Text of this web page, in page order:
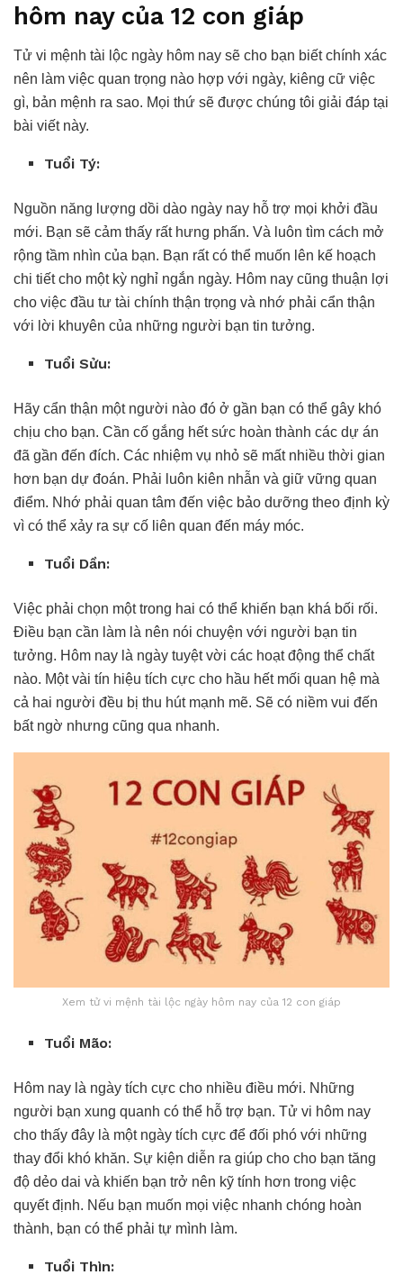
hôm nay của 12 con giáp
Tử vi mệnh tài lộc ngày hôm nay sẽ cho bạn biết chính xác
nên làm việc quan trọng nào hợp với ngày, kiêng cữ việc
gì, bản mệnh ra sao. Mọi thứ sẽ được chúng tôi giải đáp tại
bài viết này.
Tuổi Tý:
Nguồn năng lượng dồi dào ngày nay hỗ trợ mọi khởi đầu
mới. Bạn sẽ cảm thấy rất hưng phấn. Và luôn tìm cách mở
rộng tầm nhìn của bạn. Bạn rất có thể muốn lên kế hoạch
chi tiết cho một kỳ nghỉ ngắn ngày. Hôm nay cũng thuận lợi
cho việc đầu tư tài chính thận trọng và nhớ phải cẩn thận
với lời khuyên của những người bạn tin tưởng.
Tuổi Sửu:
Hãy cẩn thận một người nào đó ở gần bạn có thể gây khó
chịu cho bạn. Cần cố gắng hết sức hoàn thành các dự án
đã gần đến đích. Các nhiệm vụ nhỏ sẽ mất nhiều thời gian
hơn bạn dự đoán. Phải luôn kiên nhẫn và giữ vững quan
điểm. Nhớ phải quan tâm đến việc bảo dưỡng theo định kỳ
vì có thể xảy ra sự cố liên quan đến máy móc.
Tuổi Dần:
Việc phải chọn một trong hai có thể khiến bạn khá bối rối.
Điều bạn cần làm là nên nói chuyện với người bạn tin
tưởng. Hôm nay là ngày tuyệt vời các hoạt động thể chất
nào. Một vài tín hiệu tích cực cho hầu hết mối quan hệ mà
cả hai người đều bị thu hút mạnh mẽ. Sẽ có niềm vui đến
bất ngờ nhưng cũng qua nhanh.
Xem tử vi mệnh tài lộc ngày hôm nay của 12 con giáp
Tuổi Mão:
Hôm nay là ngày tích cực cho nhiều điều mới. Những
người bạn xung quanh có thể hỗ trợ bạn. Tử vi hôm nay
cho thấy đây là một ngày tích cực để đối phó với những
thay đổi khó khăn. Sự kiện diễn ra giúp cho cho bạn tăng
độ dẻo dai và khiến bạn trở nên kỹ tính hơn trong việc
quyết định. Nếu bạn muốn mọi việc nhanh chóng hoàn
thành, bạn có thể phải tự mình làm.
Tuổi Thìn: